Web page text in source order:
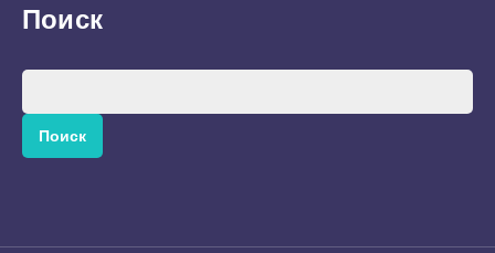
Поиск